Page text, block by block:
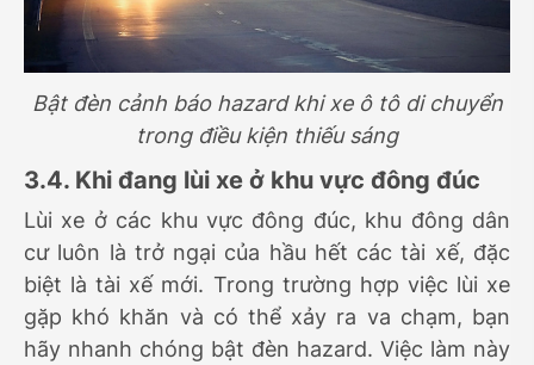
Bật đèn cảnh báo hazard khi xe ô tô di chuyển
trong điều kiện thiếu sáng
3.4. Khi đang lùi xe ở khu vực đông đúc
Lùi xe ở các khu vực đông đúc, khu đông dân
cư luôn là trở ngại của hầu hết các tài xế, đặc
biệt là tài xế mới. Trong trường hợp việc lùi xe
gặp khó khăn và có thể xảy ra va chạm, bạn
hãy nhanh chóng bật đèn hazard. Việc làm này